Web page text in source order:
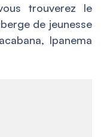
trouverez le
de jeunesse
Ipanema